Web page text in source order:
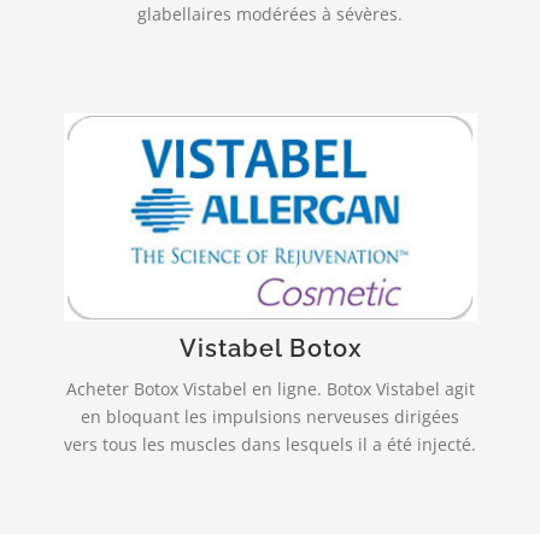
glabellaires modérées à sévères.
Vistabel Botox
Acheter Botox Vistabel en ligne. Botox Vistabel agit
en bloquant les impulsions nerveuses dirigées
vers tous les muscles dans lesquels il a été injecté.
Livraison rapide et fiable!
VISTABEL
est indiqué dans la correction
temporaire des rides verticales intersourcilières
observées lors du froncement des sourcils, chez
l’adulte de moins de 65 ans…